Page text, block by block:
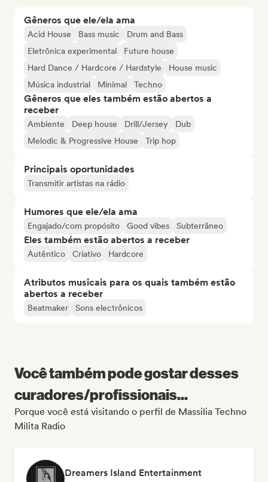
Gêneros que ele/ela ama
Acid House Bass music
Drum and Bass
Eletrônica experimental
Future house
Hard Dance / Hardcore / Hardstyle
House music
Música industrial
Minimal Techno
Gêneros que eles também estão abertos a
receber
Ambiente Deep house Drill/Jersey
Dub
Melodic & Progressive House
Trip hop
Principais oportunidades
Transmitir artistas na rádio
Humores que ele/ela ama
Engajado/com propósito Good vibes Subterrâneo
Eles também estão abertos a receber
Autêntico Criativo Hardcore
Atributos musicais para os quais também estão
abertos a receber
Beatmaker Sons electrônicos
Você também pode gostar desses
curadores/profissionais...
Porque você está visitando o perfil de Massilia Techno
Milita Radio
Dreamers Island Entertainment